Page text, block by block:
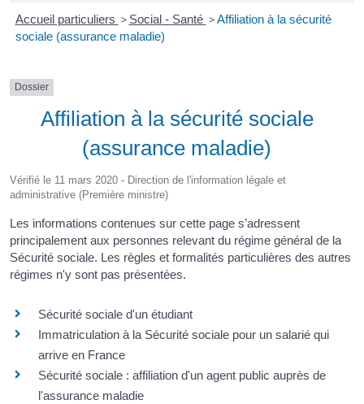
Accueil particuliers > Social - Santé > Affiliation à la sécurité
sociale (assurance maladie)
Dossier
Affiliation à la sécurité sociale
(assurance maladie)
Vérifié le 11 mars 2020 - Direction de l'information légale et
administrative (Première ministre)
Les informations contenues sur cette page s’adressent
principalement aux personnes relevant du régime général de la
Sécurité sociale. Les règles et formalités particulières des autres
régimes n'y sont pas présentées.
Sécurité sociale d'un étudiant
Immatriculation à la Sécurité sociale pour un salarié qui
arrive en France
Sécurité sociale : affiliation d'un agent public auprès de
l'assurance maladie